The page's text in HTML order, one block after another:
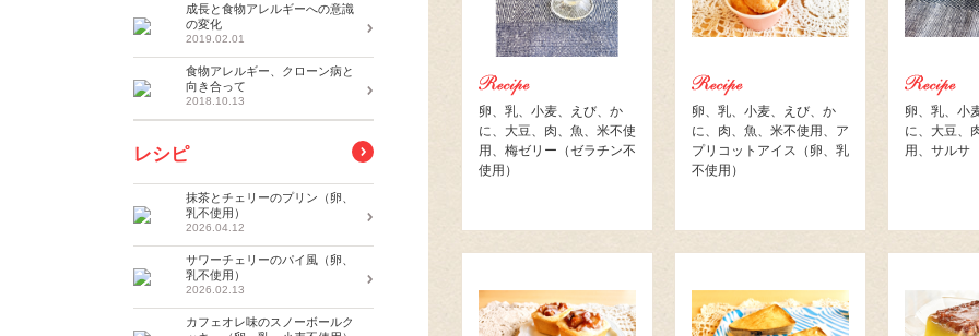
卵、乳、小麦、えび、か
に、大豆、肉、魚、米不使
用、梅ゼリー（ゼラチン不
使用）
卵、乳、小麦、えび、か
に、肉、魚、米不使用、ア
プリコットアイス（卵、乳
不使用）
卵、乳、小
に、大豆、
用、サルサ
成長と食物アレルギーへの意識
の変化
2019.02.01
食物アレルギー、クローン病と
向き合って
2018.10.13
レシピ
抹茶とチェリーのプリン（卵、
乳不使用）
2026.04.12
サワーチェリーのパイ風（卵、
乳不使用）
2026.02.13
カフェオレ味のスノーボールク